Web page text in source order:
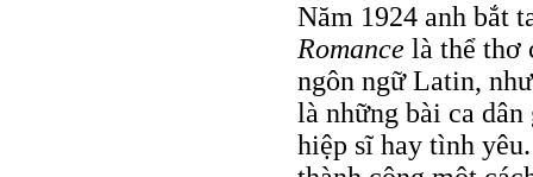
Năm 1924 anh bắt
Romance là thể thơ
ngôn ngữ Latin,
là những bài ca
hiệp sĩ hay tình